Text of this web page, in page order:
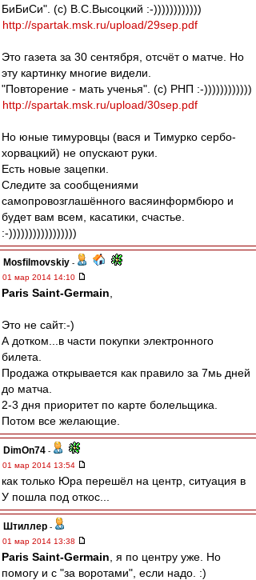
БиБиСи". (с) В.С.Высоцкий :-))))))))))))
http://spartak.msk.ru/upload/29sep.pdf
Это газета за 30 сентября, отсчёт о матче. Но
эту картинку многие видели.
"Повторение - мать ученья". (с) РНП :-))))))))))))
http://spartak.msk.ru/upload/30sep.pdf
Но юные тимуровцы (вася и Тимурко сербо-
хорвацкий) не опускают руки.
Есть новые зацепки.
Следите за сообщениями
самопровозглашённого васяинформбюро и
будет вам всем, касатики, счастье.
:-)))))))))))))))))
Mosfilmovskiy -
01 мар 2014 14:10
Paris Saint-Germain
Это не сайт:-)
А дотком...в части покупки электронного
билета.
Продажа открывается как правило за 7мь дней
до матча.
2-3 дня приоритет по карте болельщика.
Потом все желающие.
DimOn74 -
01 мар 2014 13:54
как только Юра перешёл на центр, ситуация в
У пошла под откос...
Штиллер -
01 мар 2014 13:38
Paris Saint-Germain , я по центру уже. Но
помогу и с "за воротами", если надо. :)